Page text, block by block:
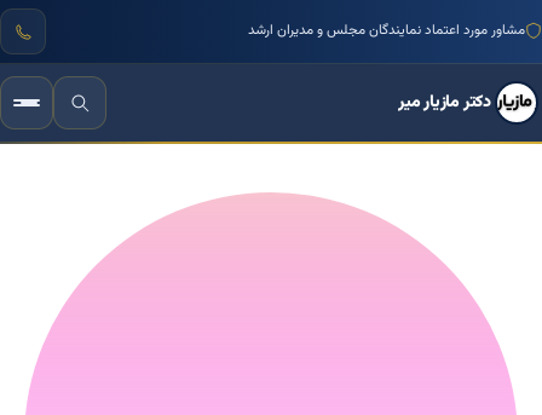
مشاور مورد اعتماد نمایندگان مجلس و مدیران ارشد
دکتر مازیار میر